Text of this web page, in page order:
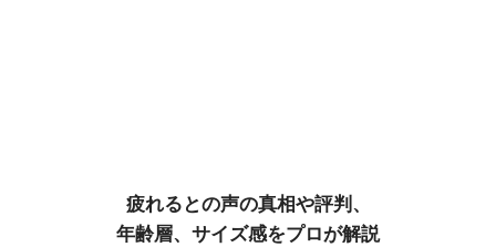
疲れるとの声の真相や評判、
年齢層、サイズ感をプロが解説